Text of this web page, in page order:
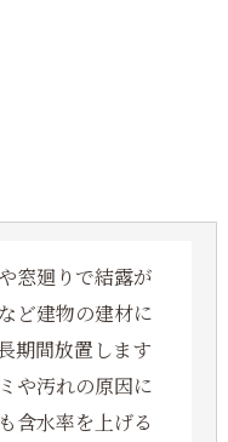
窓廻りで結露が
ど建物の建材に
期間放置します
や汚れの原因に
含水率を上げる